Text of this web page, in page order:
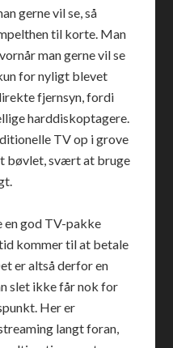
gerne vil se, så
til korte. Man
man gerne vil se
for nyligt blevet
fjernsyn, fordi
harddiskoptagere.
TV op i grove
bøvlet, svært at bruge
god TV-pakke
kommer til at betale
er altså derfor en
slet ikke får nok for
Her er
langt foran,